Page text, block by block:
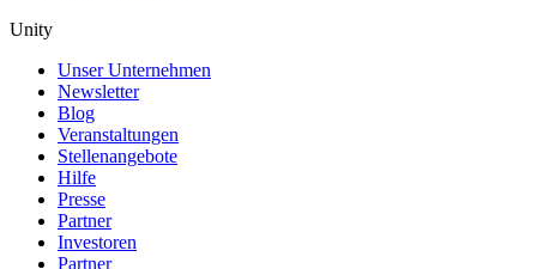
Unity
Unser Unternehmen
Newsletter
Blog
Veranstaltungen
Stellenangebote
Hilfe
Presse
Partner
Investoren
Partner